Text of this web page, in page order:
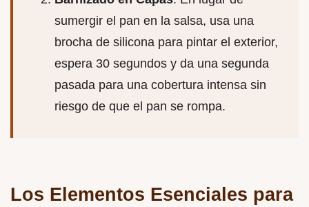
sumergir el pan en la salsa, usa una
brocha de silicona para pintar el exterior,
espera 30 segundos y da una segunda
pasada para una cobertura intensa sin
riesgo de que el pan se rompa.
Los Elementos Esenciales para